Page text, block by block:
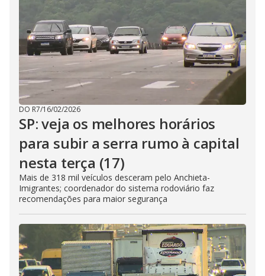
DO R7/16/02/2026
SP: veja os melhores horários
para subir a serra rumo à capital
nesta terça (17)
Mais de 318 mil veículos desceram pelo Anchieta-
Imigrantes; coordenador do sistema rodoviário faz
recomendações para maior segurança